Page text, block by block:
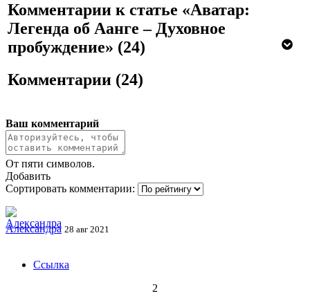
Комментарии к статье «Аватар:
Легенда об Аанге – Духовное
пробуждение» (24)
Комментарии (24)
Ваш комментарий
От пяти символов.
Добавить
Сортировать комментарии:
Александра 28 авг 2021
Ссылка
2